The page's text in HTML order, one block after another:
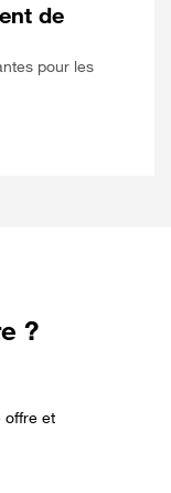
de
pour les
?
offre et